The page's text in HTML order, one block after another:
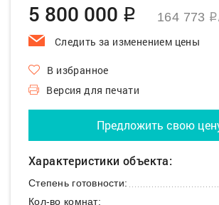
5 800 000 q 164 773 q
Следить за изменением цены
В избранное
Версия для печати
Предложить свою
Характеристики объекта:
Степень готовности:
Кол-во комнат: